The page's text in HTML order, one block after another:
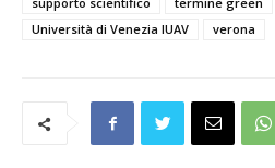
Università di Venezia IUAV
verona